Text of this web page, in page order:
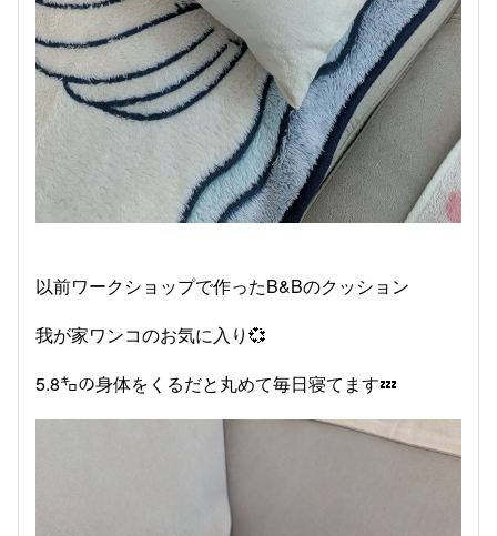
以前ワークショップで作ったB&Bのクッション
我が家ワンコのお気に入り💞
5.8㌔の身体をくるだと丸めて毎日寝てます💤